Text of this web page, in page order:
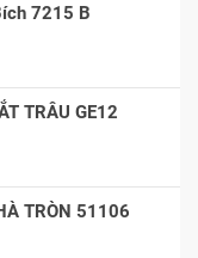
7215 B
TRÂU GE12
TRÒN 51106